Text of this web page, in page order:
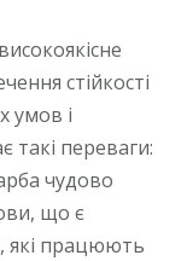
стійкості
умов і
такі переваги:
чудово
що є
які працюють